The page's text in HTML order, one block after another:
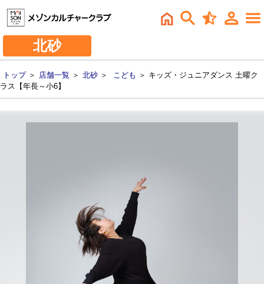
北砂
トップ＞ 店舗一覧 ＞ 北砂 ＞ こども ＞ キッズ・ジュニアダンス 土曜ク
ラス【年長～小6】